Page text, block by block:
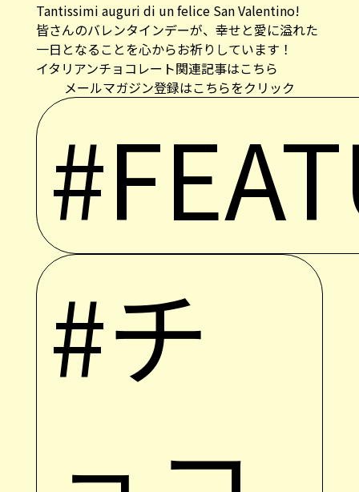
Tantissimi auguri di un felice San Valentino!
皆さんのバレンタインデーが、幸せと愛に溢れた
一日となることを心からお祈りしています！
イタリアンチョコレート関連記事はこちら
メールマガジン登録はこちらをクリック
#チ